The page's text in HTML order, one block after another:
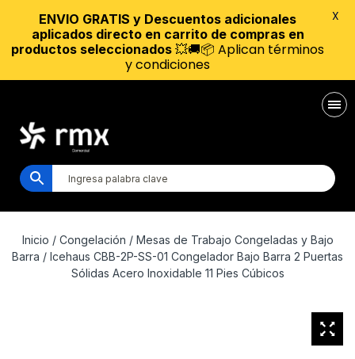
Inicio / Congelación / Mesas de Trabajo Congeladas y Bajo
Barra / Icehaus CBB-2P-SS-01 Congelador Bajo Barra 2 Puertas
Sólidas Acero Inoxidable 11 Pies Cúbicos
ENVIO GRATIS y Descuentos adicionales
aplicados directo en carrito de compras en
productos seleccionados 💥🚚📦 Aplican términos
y condiciones
X